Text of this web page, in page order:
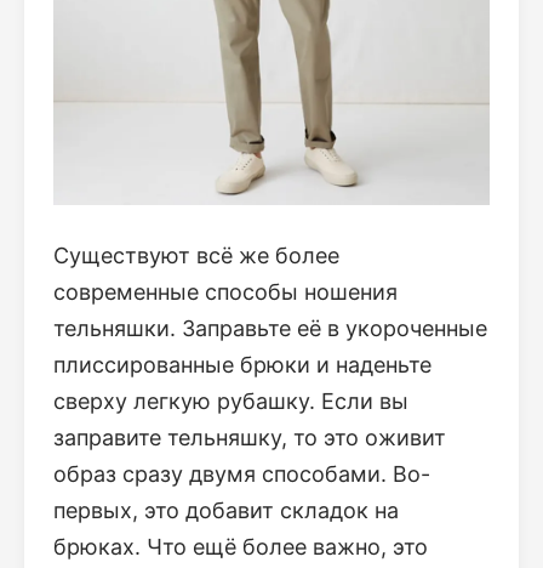
Существуют всё же более
современные способы ношения
тельняшки. Заправьте её в укороченные
плиссированные брюки и наденьте
сверху легкую рубашку. Если вы
заправите тельняшку, то это оживит
образ сразу двумя способами. Во-
первых, это добавит складок на
брюках. Что ещё более важно, это